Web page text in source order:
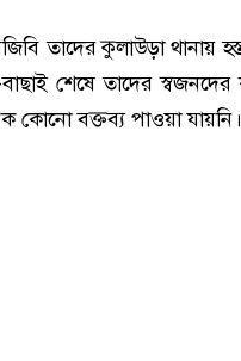
তাদের কুলাউড়া থানায়
শেষে তাদের
কোনো বক্তব্য পাওয়া যায়নি।